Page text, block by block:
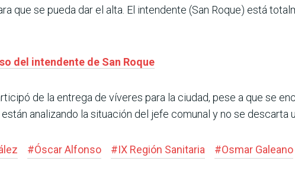
que se pueda dar el alta. El intendente (San Roque) está
del intendente de San Roque
de la entrega de víveres para la ciudad, pese a que se
analizando la situación del jefe comunal y no se descarta
#Óscar Alfonso #IX Región Sanitaria #Osmar Galeano